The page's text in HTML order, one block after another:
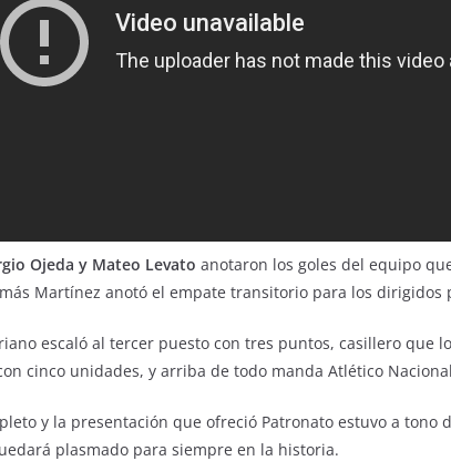
Ojeda y Mateo Levato anotaron los goles del equipo
Martínez anotó el empate transitorio para los dirigidos
escaló al tercer puesto con tres puntos, casillero que
cinco unidades, y arriba de todo manda Atlético
y la presentación que ofreció Patronato estuvo a tono
plasmado para siempre en la historia.